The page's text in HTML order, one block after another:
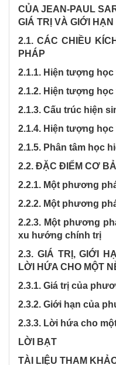
CỦA JEAN-PAUL
GIÁ TRỊ VÀ GIỚI HẠN
2.1. CÁC CHIỀU
PHÁP
2.1.1. Hiện tượng
2.1.2. Hiện tượng
2.1.3. Cấu trúc hiện
2.1.4. Hiện tượng
2.1.5. Phân tâm học
2.2. ĐẶC ĐIỂM CƠ
2.2.1. Một phương
2.2.2. Một phương
2.2.3. Một phương
xu hướng chính trị
2.3. GIÁ TRỊ, GIỚI
LỜI HỨA CHO MỘT
2.3.1. Giá trị của
2.3.2. Giới hạn của
2.3.3. Lời hứa cho
LỜI BẠT
TÀI LIỆU THAM